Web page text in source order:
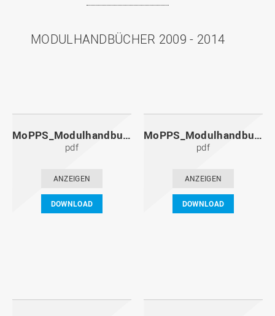
MODULHANDBÜCHER 2009 - 2014
MoPPS_Modulhandbuch_20141201.pdf
pdf
ANZEIGEN
DOWNLOAD
MoPPS_Modulhandbuch_20140601.pdf
pdf
ANZEIGEN
DOWNLOAD